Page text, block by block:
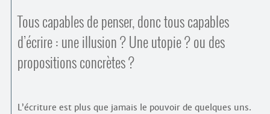
Tous capables de penser, donc tous capables
d’écrire : une illusion ? Une utopie ? ou des
propositions concrètes ?
L’écriture est plus que jamais le pouvoir de quelques uns.